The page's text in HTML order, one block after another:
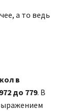
а то ведь
в
до 779. В